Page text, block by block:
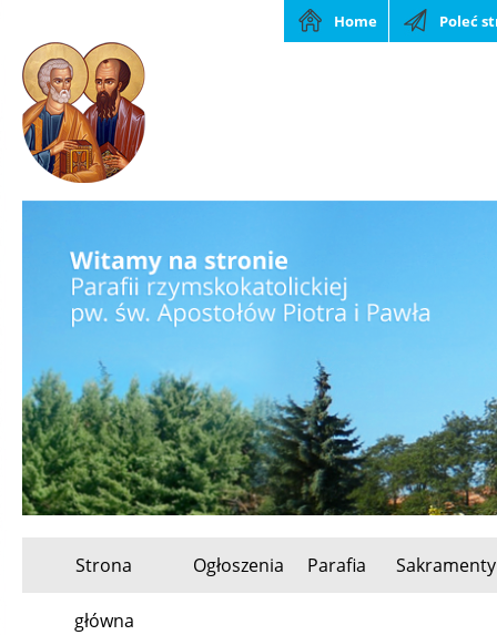
Poleć
Home
Przeskocz
Strona
główna
Ogłoszenia Parafia Sakramenty